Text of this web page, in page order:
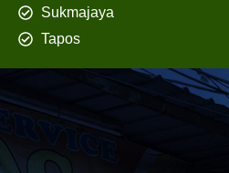
Sukmajaya
Tapos